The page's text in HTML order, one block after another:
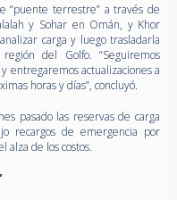
“puente terrestre” a través de
y Sohar en Omán, y Khor
carga y luego trasladarla
del Golfo. “Seguiremos
entregaremos actualizaciones a
horas y días”, concluyó.
pasado las reservas de carga
recargos de emergencia por
alza de los costos.